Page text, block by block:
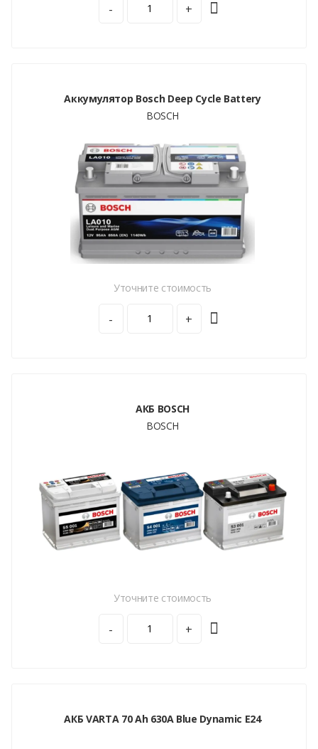
- +
Аккумулятор Bosch Deep Cycle Battery
BOSCH
Уточните стоимость
- +
АКБ BOSCH
BOSCH
Уточните стоимость
- +
АКБ VARTA 70 Ah 630A Blue Dynamic E24